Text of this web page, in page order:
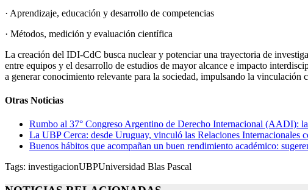
· Aprendizaje, educación y desarrollo de competencias
· Métodos, medición y evaluación científica
La creación del IDI-CdC busca nuclear y potenciar una trayectoria de
entre equipos y el desarrollo de estudios de mayor alcance e impacto
a generar conocimiento relevante para la sociedad, impulsando la vinculación
Otras Noticias
Rumbo al 37° Congreso Argentino de Derecho Internacional (AADI):
La UBP Cerca: desde Uruguay, vinculó las Relaciones Internacionales
Buenos hábitos que acompañan un buen rendimiento académico:
Tags: investigacionUBPUniversidad Blas Pascal